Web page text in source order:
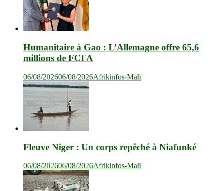
Humanitaire à Gao : L’Allemagne offre 65,6
millions de FCFA
06/08/202606/08/2026Afrikinfos-Mali
Fleuve Niger : Un corps repêché à Niafunké
06/08/202606/08/2026Afrikinfos-Mali